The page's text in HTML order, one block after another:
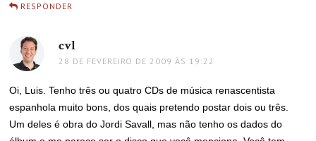
RESPONDER
cvl
28 DE FEVEREIRO DE 2009 ÀS 19:22
Oi, Luis. Tenho três ou quatro CDs de música renascentista
espanhola muito bons, dos quais pretendo postar dois ou três.
Um deles é obra do Jordi Savall, mas não tenho os dados do